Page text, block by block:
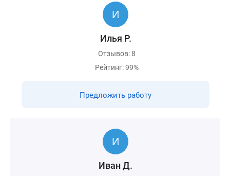
Илья Р.
Отзывов: 8
Рейтинг: 99%
Предложить работу
Иван Д.